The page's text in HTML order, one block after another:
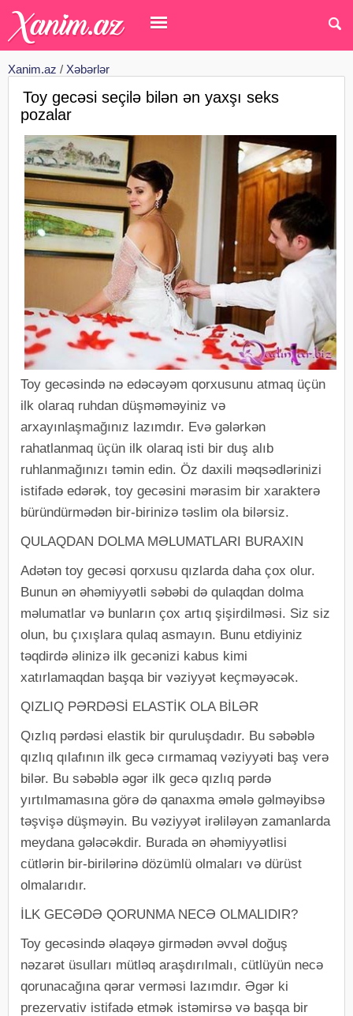
Xanim.az / Xəbərlər
Toy gecəsi seçilə bilən ən yaxşı seks
pozalar
Toy gecəsində nə edəcəyəm qorxusunu atmaq üçün
ilk olaraq ruhdan düşməməyiniz və
arxayınlaşmağınız lazımdır. Evə gələrkən
rahatlanmaq üçün ilk olaraq isti bir duş alıb
ruhlanmağınızı təmin edin. Öz daxili məqsədlərinizi
istifadə edərək, toy gecəsini mərasim bir xarakterə
büründürmədən bir-birinizə təslim ola bilərsiz.
QULAQDAN DOLMA MƏLUMATLARI BURAXIN
Adətən toy gecəsi qorxusu qızlarda daha çox olur.
Bunun ən əhəmiyyətli səbəbi də qulaqdan dolma
məlumatlar və bunların çox artıq şişirdilməsi. Siz siz
olun, bu çıxışlara qulaq asmayın. Bunu etdiyiniz
təqdirdə əlinizə ilk gecənizi kabus kimi
xatırlamaqdan başqa bir vəziyyət keçməyəcək.
QIZLIQ PƏRDƏSİ ELASTİK OLA BİLƏR
Qızlıq pərdəsi elastik bir quruluşdadır. Bu səbəblə
qızlıq qılafının ilk gecə cırmamaq vəziyyəti baş verə
bilər. Bu səbəblə əgər ilk gecə qızlıq pərdə
yırtılmamasına görə də qanaxma əmələ gəlməyibsə
təşvişə düşməyin. Bu vəziyyət irəliləyən zamanlarda
meydana gələcəkdir. Burada ən əhəmiyyətlisi
cütlərin bir-birilərinə dözümlü olmaları və dürüst
olmalarıdır.
İLK GECƏDƏ QORUNMA NECƏ OLMALIDIR?
Toy gecəsində əlaqəyə girmədən əvvəl doğuş
nəzarət üsulları mütləq araşdırılmalı, cütlüyün necə
qorunacağına qərar verməsi lazımdır. Əgər ki
prezervativ istifadə etmək istəmirsə və başqa bir